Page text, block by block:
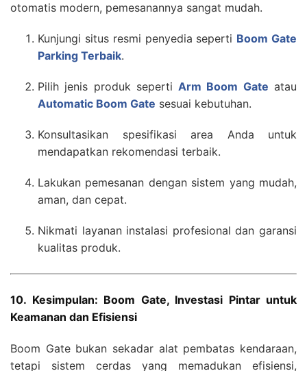
otomatis modern, pemesanannya sangat mudah.
Kunjungi situs resmi penyedia seperti Boom Gate
Parking Terbaik.
Pilih jenis produk sepertiArm Boom Gate atau
Automatic Boom Gate sesuai kebutuhan.
Konsultasikan spesifikasi area Anda untuk
mendapatkan rekomendasi terbaik.
Lakukan pemesanan dengan sistem yang mudah,
aman, dan cepat.
Nikmati layanan instalasi profesional dan garansi
kualitas produk.
10. Kesimpulan: Boom Gate, Investasi Pintar untuk
Keamanan dan Efisiensi
Boom Gate bukan sekadar alat pembatas kendaraan,
tetapi sistem cerdas yang memadukan efisiensi,